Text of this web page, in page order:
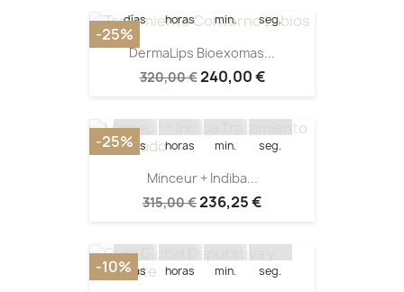
días horas min. seg.
DermaLips Bioexomas...
320,00 €240,00 €
-25%
Quedan:
días horas min. seg.
Minceur + Indiba...
315,00 €236,25 €
-25%
Quedan:
días horas min. seg.
-10%